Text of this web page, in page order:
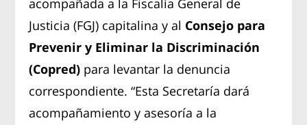
Justicia (FGJ) capitalina y al Consejo para
Prevenir y Eliminar la Discriminación
(Copred) para levantar la denuncia
correspondiente. “Esta Secretaría dará
acompañamiento y asesoría a la